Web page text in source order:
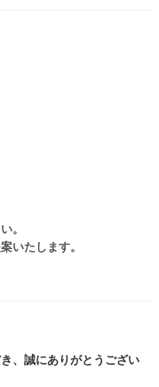
。
いたします。
、誠にありがとうござい